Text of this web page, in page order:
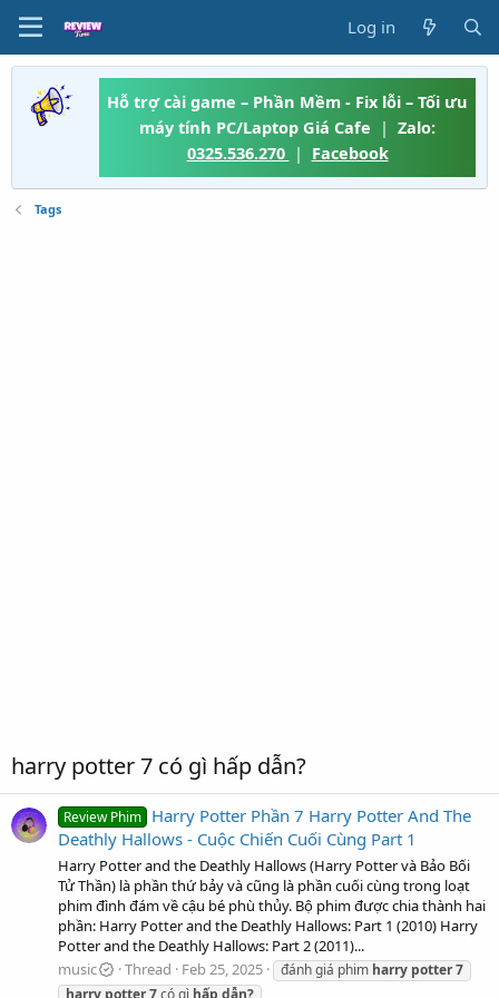
Log in
Hỗ trợ cài game – Phần Mềm - Fix lỗi – Tối ưu
máy tính PC/Laptop Giá Cafe | Zalo:
0325.536.270 | Facebook
Tags
harry potter 7 có gì hấp dẫn?
Review Phim Harry Potter Phần 7 Harry Potter And The
Deathly Hallows - Cuộc Chiến Cuối Cùng Part 1
Harry Potter and the Deathly Hallows (Harry Potter và Bảo Bối
Tử Thần) là phần thứ bảy và cũng là phần cuối cùng trong loạt
phim đình đám về cậu bé phù thủy. Bộ phim được chia thành hai
phần: Harry Potter and the Deathly Hallows: Part 1 (2010) Harry
Potter and the Deathly Hallows: Part 2 (2011)...
music
Thread Feb 25, 2025 đánh giá phim harry potter7
harry potter7có gì hấp dẫn?